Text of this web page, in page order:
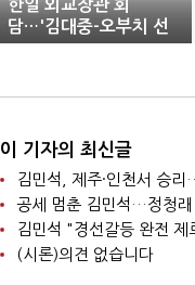
한일 외교장관 회
담…'김대중-오부치 선
언'처럼 "양국 관계 발전
이 기자의 최신글
김민석, 제주·인천서 승
공세 멈춘 김민석…정청
김민석 "경선갈등 완전
(시론)의견 없습니다